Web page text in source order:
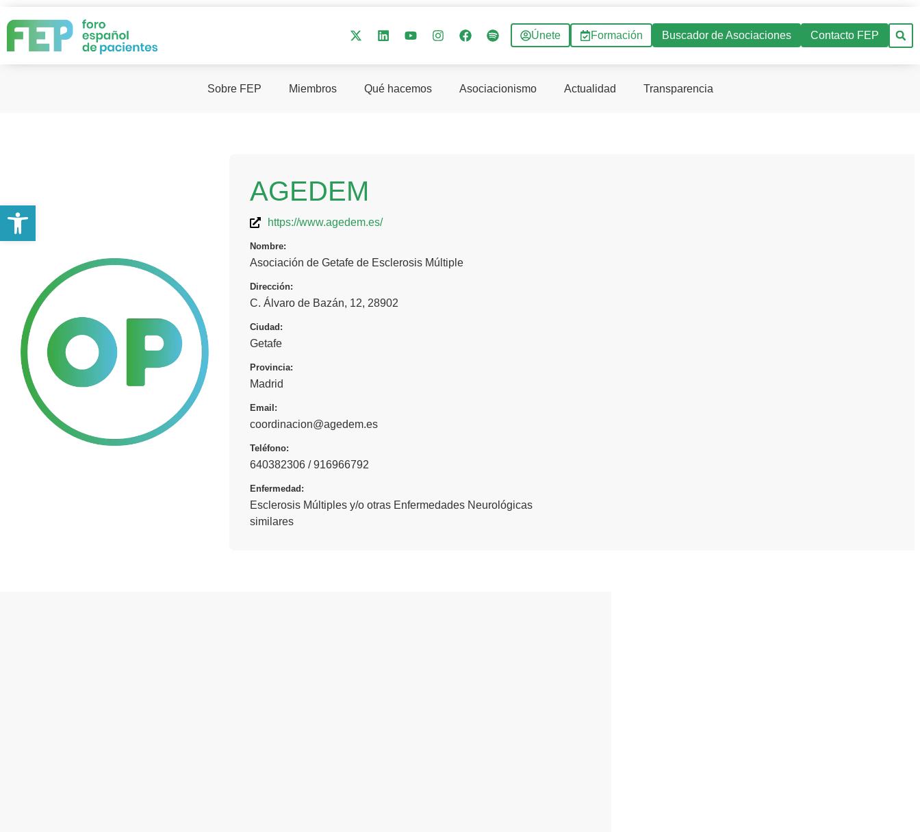
Únete Formación Buscador de Asociaciones Contacto FEP
Sobre FEP Miembros Qué hacemos Asociacionismo Actualidad Transparencia
AGEDEM
https://www.agedem.es/
Nombre:
Asociación de Getafe de Esclerosis Múltiple
Dirección:
C. Álvaro de Bazán, 12, 28902
Ciudad:
Getafe
Provincia:
Madrid
Email:
coordinacion@agedem.es
Teléfono:
640382306 / 916966792
Enfermedad:
Esclerosis Múltiples y/o otras Enfermedades Neurológicas
similares
Abrir barra de herramientas